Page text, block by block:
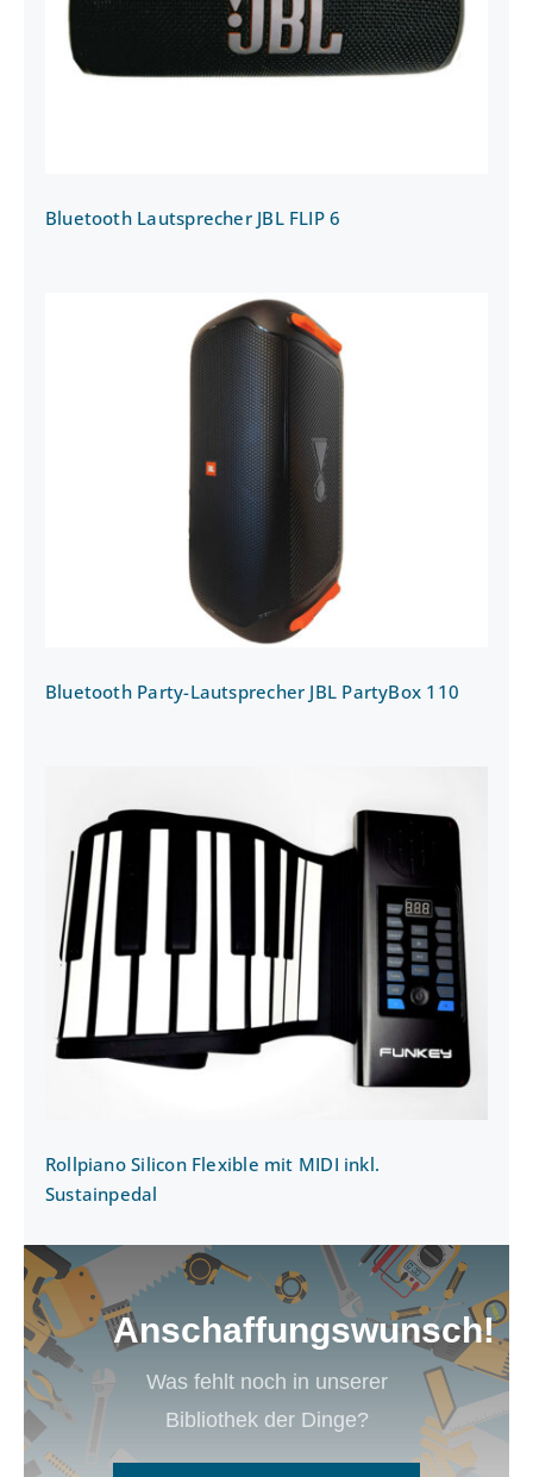
Bluetooth Lautsprecher JBL FLIP 6
Bluetooth Party-Lautsprecher JBL
PartyBox 110
Bluetooth Party-Lautsprecher JBL PartyBox 110
Rollpiano Silicon Flexible mit MIDI inkl.
Sustainpedal
Rollpiano Silicon Flexible mit MIDI inkl.
Sustainpedal
Anschaffungswunsch!
Was fehlt noch in unserer
Bibliothek der Dinge?